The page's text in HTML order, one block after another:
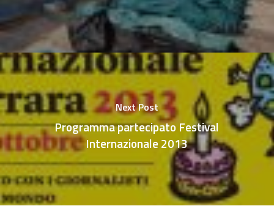
Next Post
Programma partecipato Festival
Internazionale 2013